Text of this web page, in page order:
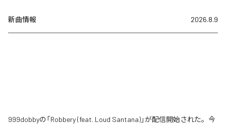
新曲情報 2026.8.9
999dobbyの「Robbery (feat. Loud Santana)」が配信開始された。今